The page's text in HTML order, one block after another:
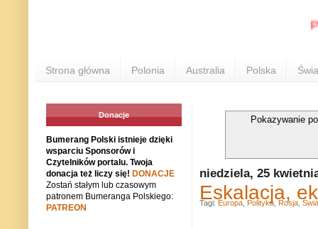
Strona główna Polonia Australia Polska
Pokazywanie
niedziela, 25
Eskalacja,
Tagi: Europa Polityka Rosja
Donacje
Bumerang Polski istnieje dzięki
wsparciu Sponsorów i
Czytelników portalu. Twoja
donacja też liczy się! DONACJE
Zostań stałym lub czasowym
patronem Bumeranga Polskiego:
PATREON